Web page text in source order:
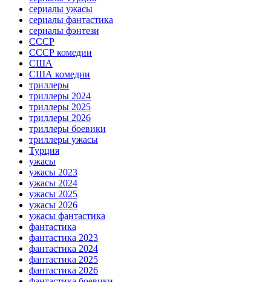
сериалы ужасы
сериалы фантастика
сериалы фэнтези
СССР
СССР комедии
США
США комедии
триллеры
триллеры 2024
триллеры 2025
триллеры 2026
триллеры боевики
триллеры ужасы
Турция
ужасы
ужасы 2023
ужасы 2024
ужасы 2025
ужасы 2026
ужасы фантастика
фантастика
фантастика 2023
фантастика 2024
фантастика 2025
фантастика 2026